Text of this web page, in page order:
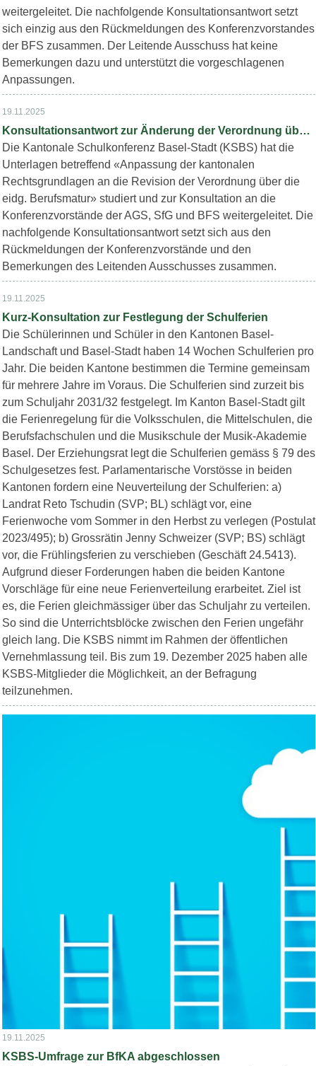
weitergeleitet. Die nachfolgende Konsultationsantwort setzt
sich einzig aus den Rückmeldungen des Konferenzvorstandes
der BFS zusammen. Der Leitende Ausschuss hat keine
Bemerkungen dazu und unterstützt die vorgeschlagenen
Anpassungen.
19.11.2025
Konsultationsantwort zur Änderung der Verordnung über die Berufsmaturitätsverordnung (BMV)
Die Kantonale Schulkonferenz Basel-Stadt (KSBS) hat die
Unterlagen betreffend «Anpassung der kantonalen
Rechtsgrundlagen an die Revision der Verordnung über die
eidg. Berufsmatur» studiert und zur Konsultation an die
Konferenzvorstände der AGS, SfG und BFS weitergeleitet. Die
nachfolgende Konsultationsantwort setzt sich aus den
Rückmeldungen der Konferenzvorstände und den
Bemerkungen des Leitenden Ausschusses zusammen.
19.11.2025
Kurz-Konsultation zur Festlegung der Schulferien
Die Schülerinnen und Schüler in den Kantonen Basel-
Landschaft und Basel-Stadt haben 14 Wochen Schulferien pro
Jahr. Die beiden Kantone bestimmen die Termine gemeinsam
für mehrere Jahre im Voraus. Die Schulferien sind zurzeit bis
zum Schuljahr 2031/32 festgelegt. Im Kanton Basel-Stadt gilt
die Ferienregelung für die Volksschulen, die Mittelschulen, die
Berufsfachschulen und die Musikschule der Musik-Akademie
Basel. Der Erziehungsrat legt die Schulferien gemäss § 79 des
Schulgesetzes fest. Parlamentarische Vorstösse in beiden
Kantonen fordern eine Neuverteilung der Schulferien: a)
Landrat Reto Tschudin (SVP; BL) schlägt vor, eine
Ferienwoche vom Sommer in den Herbst zu verlegen (Postulat
2023/495); b) Grossrätin Jenny Schweizer (SVP; BS) schlägt
vor, die Frühlingsferien zu verschieben (Geschäft 24.5413).
Aufgrund dieser Forderungen haben die beiden Kantone
Vorschläge für eine neue Ferienverteilung erarbeitet. Ziel ist
es, die Ferien gleichmässiger über das Schuljahr zu verteilen.
So sind die Unterrichtsblöcke zwischen den Ferien ungefähr
gleich lang. Die KSBS nimmt im Rahmen der öffentlichen
Vernehmlassung teil. Bis zum 19. Dezember 2025 haben alle
KSBS-Mitglieder die Möglichkeit, an der Befragung
teilzunehmen.
19.11.2025
KSBS-Umfrage zur BfKA abgeschlossen